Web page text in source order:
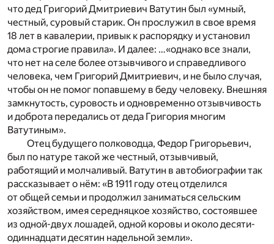
что дед Григорий Дмитриевич Ватутин был «умный,
честный, суровый старик. Он прослужил в свое время
18 лет в кавалерии, привык к распорядку и установил
дома строгие правила». И далее: …«однако все знали,
что нет на селе более отзывчивого и справедливого
человека, чем Григорий Дмитриевич, и не было случая,
чтобы он не помог попавшему в беду человеку. Внешняя
замкнутость, суровость и одновременно отзывчивость
и доброта передались от деда Григория многим
Ватутиным».
Отец будущего полководца, Федор Григорьевич,
был по натуре такой же честный, отзывчивый,
работящий и молчаливый. Ватутин в автобиографии так
рассказывает о нём: «В 1911 году отец отделился
от общей семьи и продолжил заниматься сельским
хозяйством, имея середняцкое хозяйство, состоявшее
из одной-двух лошадей, одной коровы и около десяти-
одиннадцати десятин надельной земли».